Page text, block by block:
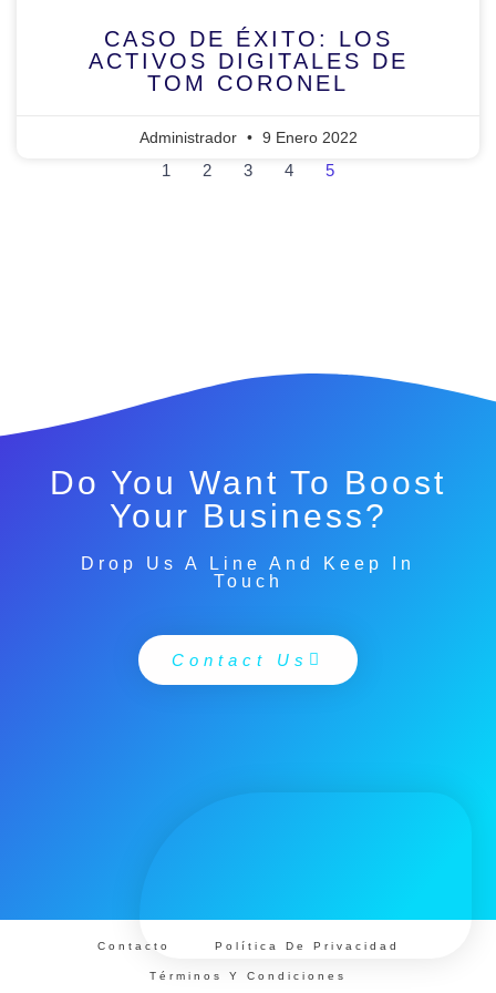
CASO DE ÉXITO: LOS
ACTIVOS DIGITALES DE
TOM CORONEL
Administrador 9 Enero 2022
1 2 3 4 5
Do You Want To Boost
Your Business?
Drop Us A Line And Keep In
Touch
Contact Us
Contacto Política De Privacidad
Términos Y Condiciones